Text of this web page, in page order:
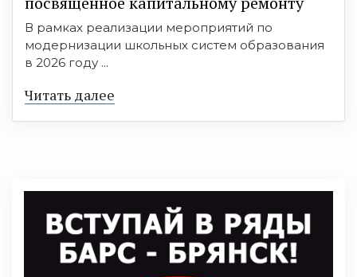
В рамках реализации мероприятий по
модернизации школьных систем образования
в 2026 году ...
Читать далее